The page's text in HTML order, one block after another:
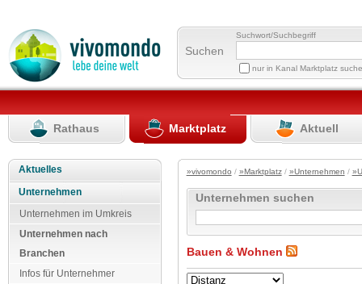
Suchen
Suchwort/Suchbegriff
nur in Kanal Marktplatz
Rathaus Marktplatz Aktuell
Aktuelles
Unternehmen
Unternehmen im Umkreis
Unternehmen nach
Branchen
Infos für Unternehmer
»vivomondo / »Marktplatz/ »Unternehmen /
Unternehmen suchen
Bauen & Wohnen